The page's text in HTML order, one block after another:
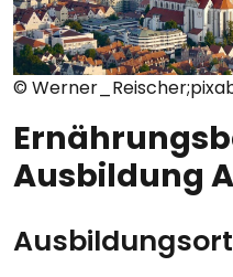
©
Ausbildung